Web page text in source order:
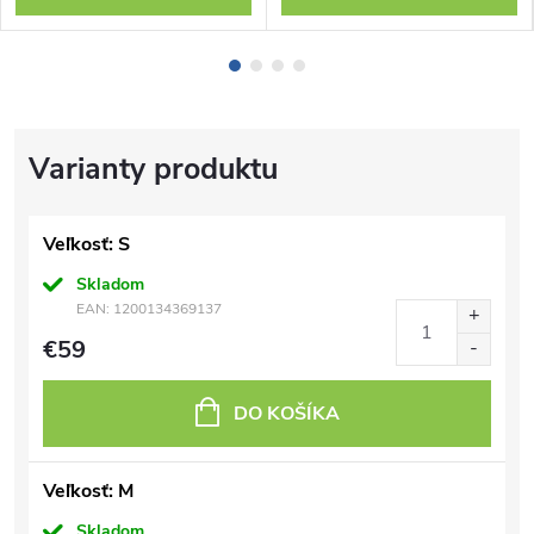
Veľkosť: S
Skladom
EAN: 1200134369137
€59
DO KOŠÍKA
Veľkosť: M